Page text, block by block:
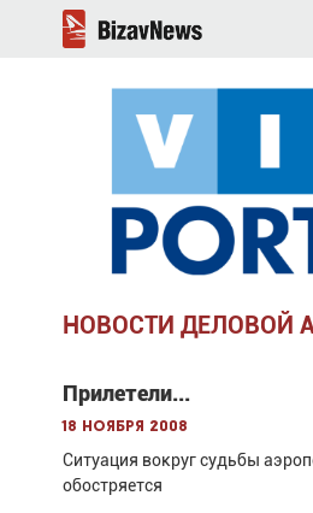
НОВОСТИ ДЕЛОВОЙ
Прилетели...
18 ноября 2008
Ситуация вокруг судьбы
обостряется